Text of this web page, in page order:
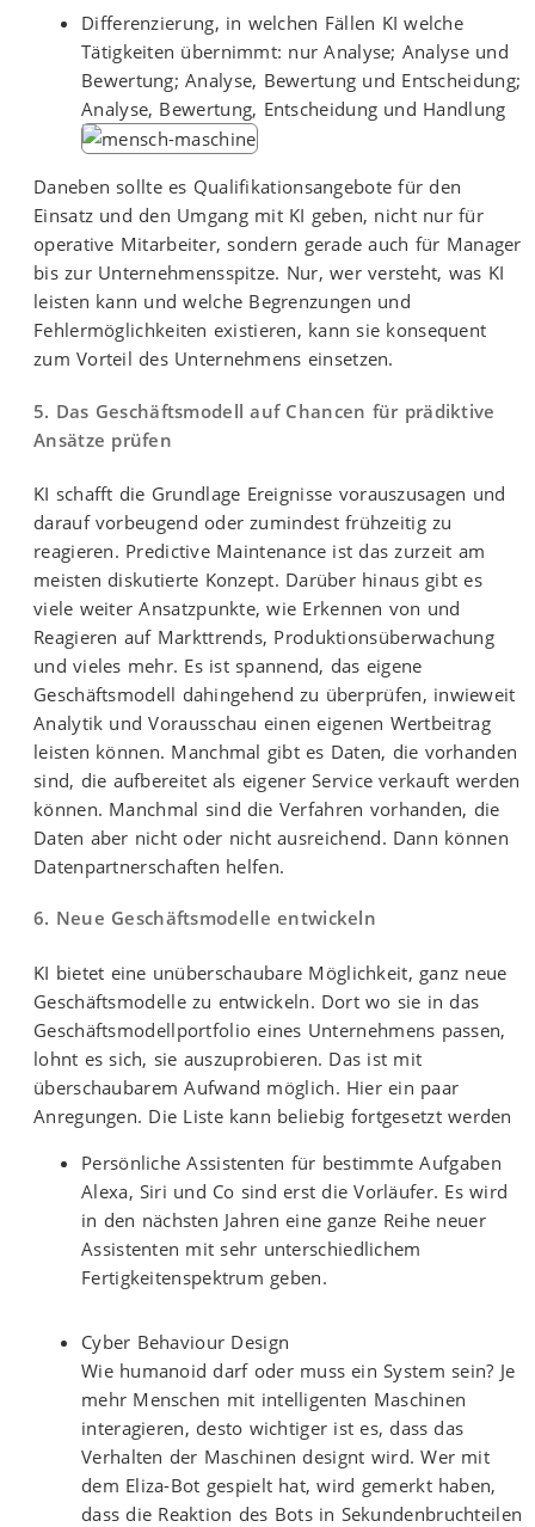
Differenzierung, in welchen Fällen KI welche
Tätigkeiten übernimmt: nur Analyse; Analyse und
Bewertung; Analyse, Bewertung und Entscheidung;
Analyse, Bewertung, Entscheidung und Handlung
Daneben sollte es Qualifikationsangebote für den
Einsatz und den Umgang mit KI geben, nicht nur für
operative Mitarbeiter, sondern gerade auch für Manager
bis zur Unternehmensspitze. Nur, wer versteht, was KI
leisten kann und welche Begrenzungen und
Fehlermöglichkeiten existieren, kann sie konsequent
zum Vorteil des Unternehmens einsetzen.
5. Das Geschäftsmodell auf Chancen für prädiktive
Ansätze prüfen
KI schafft die Grundlage Ereignisse vorauszusagen und
darauf vorbeugend oder zumindest frühzeitig zu
reagieren. Predictive Maintenance ist das zurzeit am
meisten diskutierte Konzept. Darüber hinaus gibt es
viele weiter Ansatzpunkte, wie Erkennen von und
Reagieren auf Markttrends, Produktionsüberwachung
und vieles mehr. Es ist spannend, das eigene
Geschäftsmodell dahingehend zu überprüfen, inwieweit
Analytik und Vorausschau einen eigenen Wertbeitrag
leisten können. Manchmal gibt es Daten, die vorhanden
sind, die aufbereitet als eigener Service verkauft werden
können. Manchmal sind die Verfahren vorhanden, die
Daten aber nicht oder nicht ausreichend. Dann können
Datenpartnerschaften helfen.
6. Neue Geschäftsmodelle entwickeln
KI bietet eine unüberschaubare Möglichkeit, ganz neue
Geschäftsmodelle zu entwickeln. Dort wo sie in das
Geschäftsmodellportfolio eines Unternehmens passen,
lohnt es sich, sie auszuprobieren. Das ist mit
überschaubarem Aufwand möglich. Hier ein paar
Anregungen. Die Liste kann beliebig fortgesetzt werden
Persönliche Assistenten für bestimmte Aufgaben
Alexa, Siri und Co sind erst die Vorläufer. Es wird
in den nächsten Jahren eine ganze Reihe neuer
Assistenten mit sehr unterschiedlichem
Fertigkeitenspektrum geben.
Cyber Behaviour Design
Wie humanoid darf oder muss ein System sein? Je
mehr Menschen mit intelligenten Maschinen
interagieren, desto wichtiger ist es, dass das
Verhalten der Maschinen designt wird. Wer mit
dem Eliza-Bot gespielt hat, wird gemerkt haben,
dass die Reaktion des Bots in Sekundenbruchteilen